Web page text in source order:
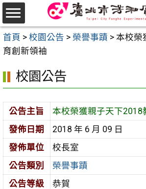
跳
至
主
要
區
首頁 > 校園公告 > 榮譽事蹟 > 本校榮
育創新領袖
校園公告
公告主旨
本校榮獲親子天下2018
發佈日期
2018 年 6 月 09 日
發佈單位
校長室
公告類別
榮譽事蹟
公告等級
恭賀
選
單